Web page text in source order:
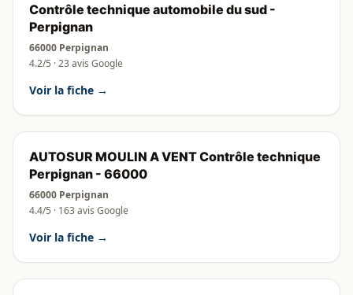
Contrôle technique automobile du sud -
Perpignan
66000 Perpignan
4.2/5 · 23 avis Google
Voir la fiche →
AUTOSUR MOULIN A VENT Contrôle technique
Perpignan - 66000
66000 Perpignan
4.4/5 · 163 avis Google
Voir la fiche →